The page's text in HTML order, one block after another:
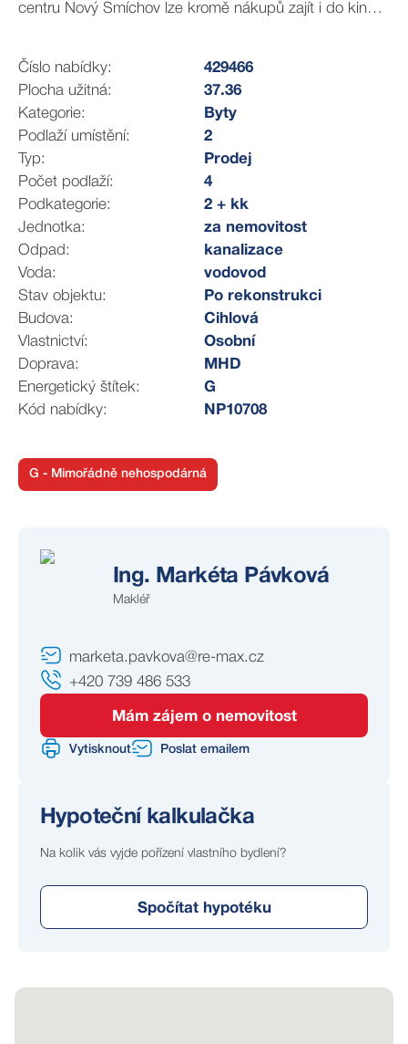
centru Nový Smíchov lze kromě nákupů zajít i do kina.
ideální pro relaxaci, procházky i aktivní trávení volného
času, což umocňuje atraktivitu této lokality.
Líbí se Vám tento projekt, ale chtěli byste typově jiný
byt? Napište mi nebo zavolejte a probereme další
varianty z nabídky.
Číslo nabídky:
429466
Plocha užitná:
37.36
Kategorie:
Byty
Podlaží umístění:
2
Typ:
Prodej
Počet podlaží:
4
Podkategorie:
2 + kk
Jednotka:
za nemovitost
Odpad:
kanalizace
Voda:
vodovod
Stav objektu:
Po rekonstrukci
Budova:
Cihlová
Vlastnictví:
Osobní
Doprava:
MHD
Energetický štítek:
G
Kód nabídky:
NP10708
G - Mimořádně nehospodárná
Ing. Markéta Pávková
Makléř
marketa.pavkova@re-max.cz
+420 739 486 533
Mám zájem o nemovitost
Vytisknout Poslat emailem
Hypoteční kalkulačka
Na kolik vás vyjde pořízení vlastního bydlení?
Spočítat hypotéku